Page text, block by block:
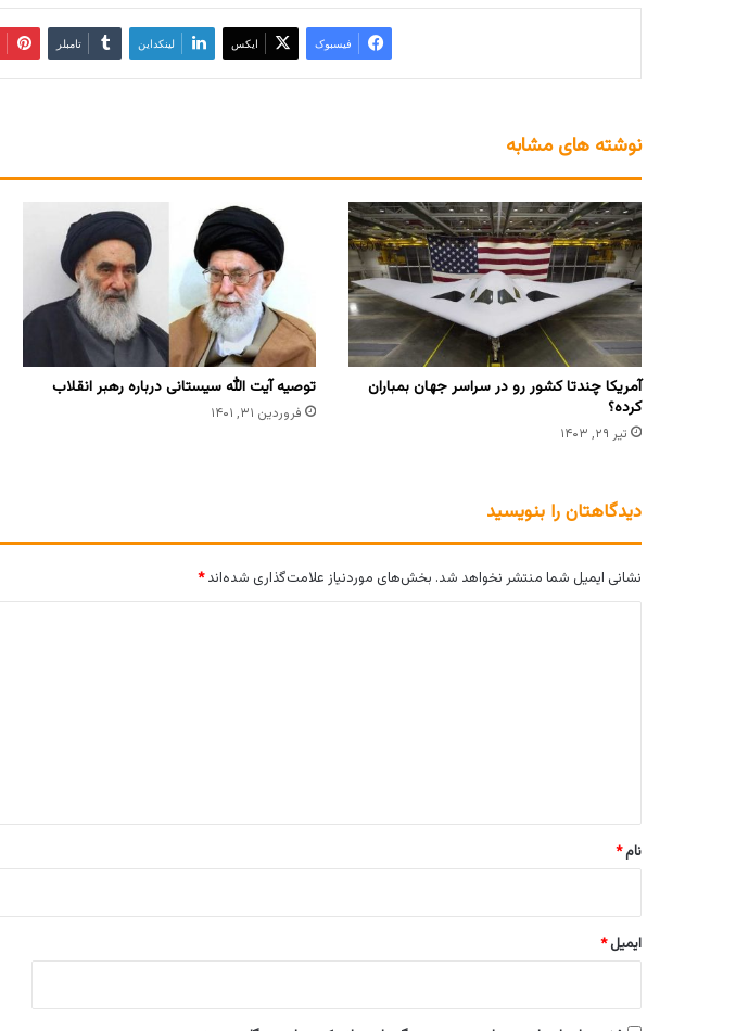
فیسبوک ایکس لینکداین تامبلر
نوشته های مشابه
آمریکا چندتا کشور رو در سراسر جهان بمباران
کرده؟
تیر ۲۹, ۱۴۰۳
توصیه آیت الله سیستانی درباره رهبر انقلاب
فروردین ۳۱, ۱۴۰۱
دیدگاهتان را بنویسید
نشانی ایمیل شما منتشر نخواهد شد. بخش‌های موردنیاز علامت‌گذاری شده‌اند*
نام*
ایمیل*